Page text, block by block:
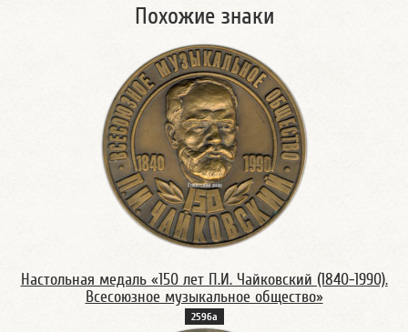
Похожие знаки
Настольная медаль «150 лет П.И. Чайковский (1840-1990).
Всесоюзное музыкальное общество»
2596а